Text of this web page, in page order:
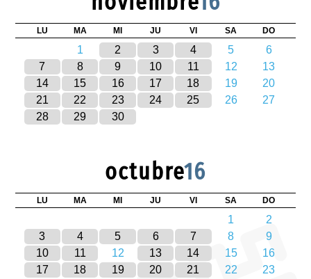
LU MA MI JU VI SA DO
1 2 3 4 5
6
7
8 9 10 11 12
13
14
15 16 17 18 19
20
21
22 23 24 25 26
27
28
29 30
octubre16
LU MA MI JU VI SA DO
1
2
3
4 5 6 7 8
9
10
11 12 13 14 15
16
17
18 19 20 21 22
23